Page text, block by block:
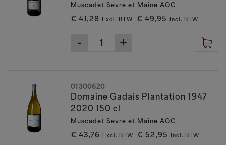
Muscadet Sevre et Maine AOC
€ 41,28 Excl. BTW € 49,95 Incl. BTW
Domaine Gadais Plantation 1947
2020 150 cl
Muscadet Sevre et Maine AOC
€ 43,76 Excl. BTW € 52,95 Incl. BTW
01300620